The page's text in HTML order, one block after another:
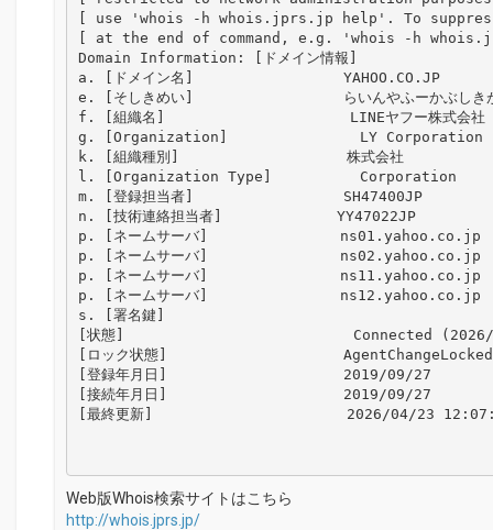
[ use 'whois -h whois.jprs.jp help'. To
[ at the end of command, e.g. 'whois -h
Domain Information: [ドメイン情報]
a. [ドメイン名]                 YAHOO.CO.JP
e. [そしきめい]                 らいんやふーかぶしきが
f. [組織名]                     LINEヤフー株式会社
g. [Organization]               LY Corporation
k. [組織種別]                   株式会社
l. [Organization Type]          Corporation
m. [登録担当者]                 SH47400JP
n. [技術連絡担当者]             YY47022JP
p. [ネームサーバ]               ns01.yahoo.co.jp
p. [ネームサーバ]               ns02.yahoo.co.jp
p. [ネームサーバ]               ns11.yahoo.co.jp
p. [ネームサーバ]               ns12.yahoo.co.jp
s. [署名鍵]
[状態]                          Connected (2026/
[ロック状態]                    AgentChangeLocked
[登録年月日]                    2019/09/27
[接続年月日]                    2019/09/27
[最終更新]                      2026/04/23
Web版Whois検索サイトはこちら
http://whois.jprs.jp/